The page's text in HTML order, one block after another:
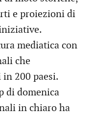
e proiezioni di
mediatica con
che
200 paesi.
di domenica
in chiaro ha